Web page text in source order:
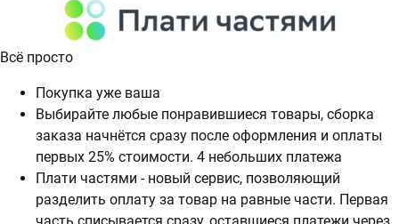
Всё просто
Покупка уже ваша
Выбирайте любые понравившиеся товары, сборка
заказа начнётся сразу после оформления и оплаты
первых 25% стоимости. 4 небольших платежа
Плати частями - новый сервис, позволяющий
разделить оплату за товар на равные части. Первая